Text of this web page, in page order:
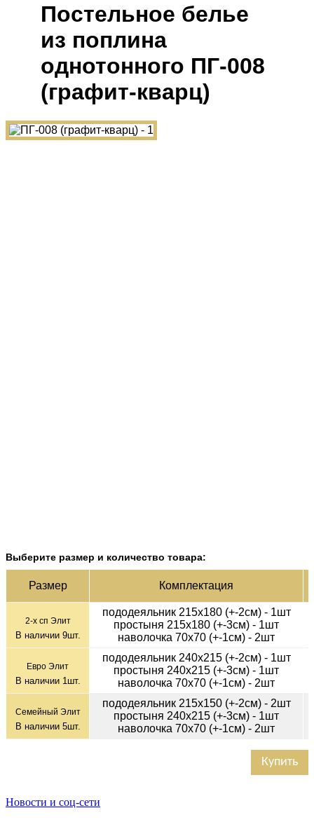
Постельное белье
из поплина
однотонного ПГ-008
(графит-кварц)
Выберите размер и количество товара:
Раз­мер Ком­плек­тация
2-х сп Элит
В наличии 9шт.
пододеяльник 215х180 (+-2см) - 1шт
простыня 215х180 (+-3см) - 1шт
наволочка 70х70 (+-1см) - 2шт
Евро Элит
В наличии 1шт.
пододеяльник 240х215 (+-2см) - 1шт
простыня 240х215 (+-3см) - 1шт
наволочка 70х70 (+-1см) - 2шт
Семейный Элит
В наличии 5шт.
пододеяльник 215х150 (+-2см) - 2шт
простыня 240х215 (+-3см) - 1шт
наволочка 70х70 (+-1см) - 2шт
Купить
Новости и соц-сети